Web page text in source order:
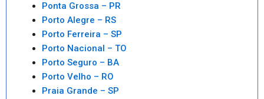
Ponta Grossa – PR
Porto Alegre – RS
Porto Ferreira – SP
Porto Nacional – TO
Porto Seguro – BA
Porto Velho – RO
Praia Grande – SP